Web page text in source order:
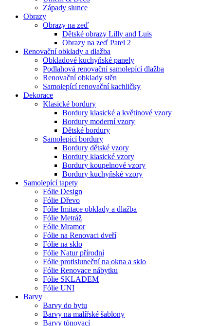
Západy slunce
Obrazy
Obrazy na zeď
Dětské obrazy Lilly and Luis
Obrazy na zeď Patel 2
Renovační obklady a dlažba
Obkladové kuchyňské panely
Podlahová renovační samolepící dlažba
Renovační obklady stěn
Samolepící renovační kachličky
Dekorace
Klasické bordury
Bordury klasické a květinové vzory
Bordury moderní vzory
Dětské bordury
Samolepící bordury
Bordury dětské vzory
Bordury klasické vzory
Bordury koupelnové vzory
Bordury kuchyňské vzory
Samolepící tapety
Fólie Design
Fólie Dřevo
Fólie Imitace obklady a dlažba
Fólie Metráž
Fólie Mramor
Fólie na Renovaci dveří
Fólie na sklo
Fólie Natur přírodní
Fólie protisluneční na okna a sklo
Fólie Renovace nábytku
Fólie SKLADEM
Fólie UNI
Barvy
Barvy do bytu
Barvy na malířské šablony
Barvy tónovací